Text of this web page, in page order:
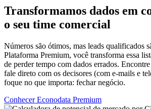
Transformamos dados em
o seu time comercial
Números são ótimos, mas leads qualificados
Plataforma Premium, você transforma essa
de perder tempo com dados errados. Encontre
fale direto com os decisores (com e-mails e
foque no que importa: fechar negócio.
Conhecer Econodata Premium